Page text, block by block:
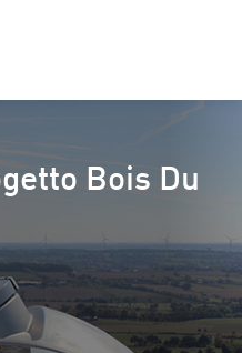
Bois Du